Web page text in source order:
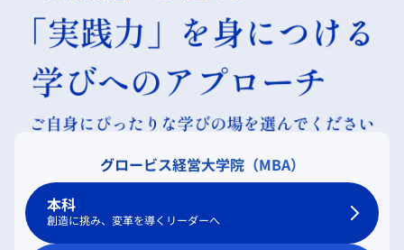
グロービス経営大学院（MBA）
本科
創造に挑み、変革を導くリーダーへ